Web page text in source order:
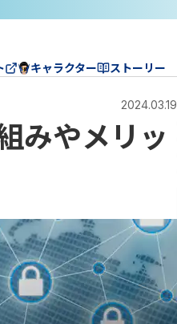
キャラクター ストーリー
2024.03.19
みやメリッ